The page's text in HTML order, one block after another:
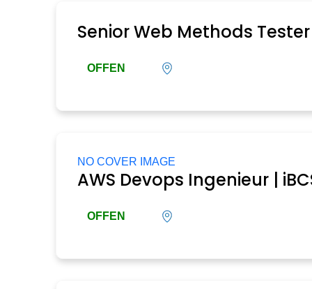
Senior Web Methods Tester
OFFEN
NO COVER IMAGE
AWS Devops Ingenieur |
OFFEN